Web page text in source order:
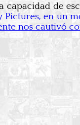
de
en
nos cautivó